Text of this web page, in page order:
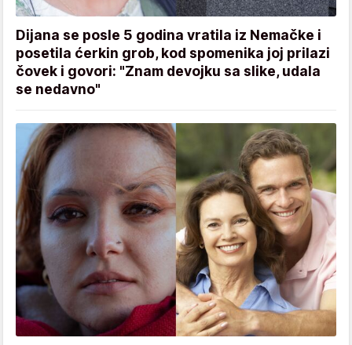
Dijana se posle 5 godina vratila iz Nemačke i
posetila ćerkin grob, kod spomenika joj prilazi
čovek i govori: "Znam devojku sa slike, udala
se nedavno"